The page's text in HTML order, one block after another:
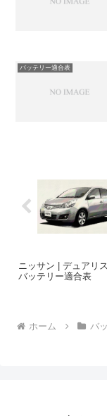
バッテリー適合表
ニッサン | デュアリ
バッテリー適合表
ホーム バ